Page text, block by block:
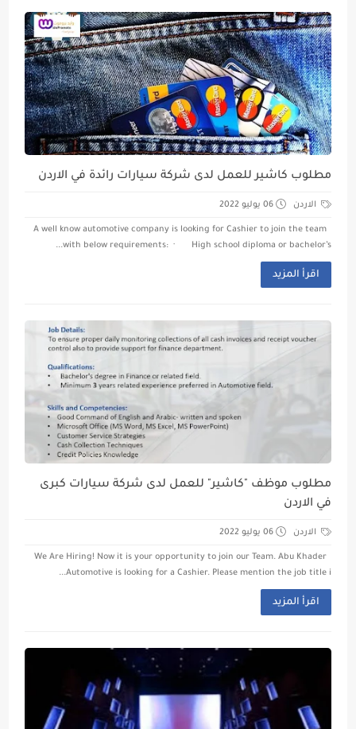
مطلوب كاشير للعمل لدى شركة سيارات رائدة في الاردن
الاردن 06 يوليو 2022
A well know automotive company is looking for Cashier to join the team
with below requirements: · High school diploma or bachelor’s...
اقرأ المزيد
مطلوب موظف "كاشير" للعمل لدى شركة سيارات كبرى
في الاردن
الاردن 06 يوليو 2022
We Are Hiring! Now it is your opportunity to join our Team. Abu Khader
Automotive is looking for a Cashier. Please mention the job title i...
اقرأ المزيد